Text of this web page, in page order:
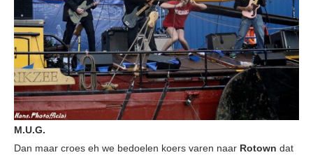
M.U.G.
Dan maar croes eh we bedoelen koers varen naar Rotown dat